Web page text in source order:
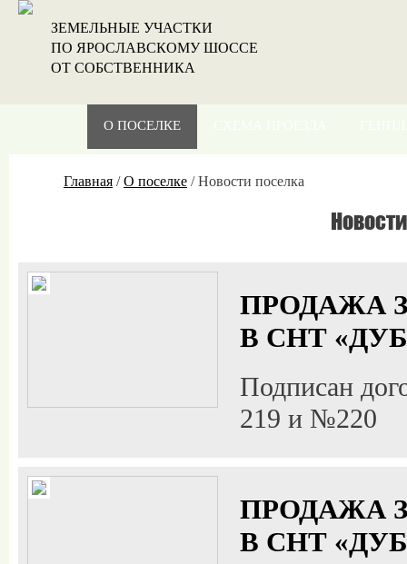
ЗЕМЕЛЬНЫЕ УЧАСТКИ
ПО ЯРОСЛАВСКОМУ ШОССЕ
ОТ СОБСТВЕННИКА
О ПОСЕЛКЕ
Главная /О поселке /Новости поселка
ПРОДАЖА
В СНТ
Подписан
219 и №220
ПРОДАЖА
В СНТ